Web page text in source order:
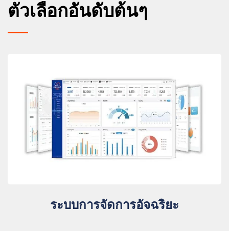
ตัวเลือกอันดับต้นๆ
ระบบการจัดการอัจฉริยะ